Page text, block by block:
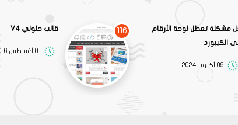
مشكلة تعطل لوحة الأرقام
الكيبورد
09 أكتوبر 2024
116 قالب حلولي V4
01 أغسطس 2016